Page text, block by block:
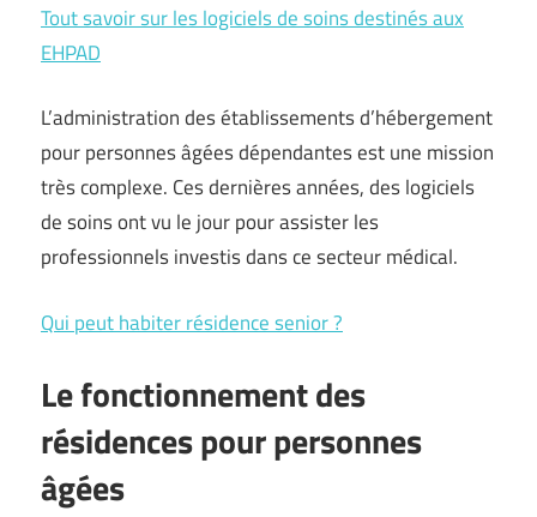
Tout savoir sur les logiciels de soins destinés aux
EHPAD
L’administration des établissements d’hébergement
pour personnes âgées dépendantes est une mission
très complexe. Ces dernières années, des logiciels
de soins ont vu le jour pour assister les
professionnels investis dans ce secteur médical.
Qui peut habiter résidence senior ?
Le fonctionnement des
résidences pour personnes
âgées